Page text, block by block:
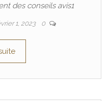
des conseils avis1
1, 2023 0